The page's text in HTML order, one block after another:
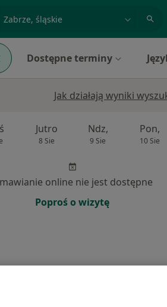
miasto lub dzielnica
Dostępne terminy
Jak działają wyniki
Jutro
8 Sie
Ndz,
9 Sie
Pon,
10 Sie
online nie jest dostępne
Poproś o wizytę